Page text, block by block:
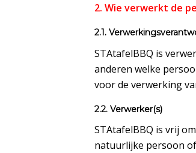
2. Wie verwerkt de
2.1.
STAtafelBBQ is
anderen welke
voor de verwerking
2.2. Verwerker(s)
STAtafelBBQ is vrij
natuurlijke persoon